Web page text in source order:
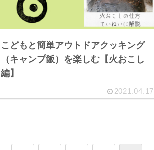
こどもと簡単アウトドアクッキング
（キャンプ飯）を楽しむ【火おこし
編】
2021.04.17